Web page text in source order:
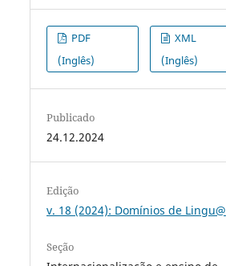
PDF
(Inglês)
XML
(Inglês)
Publicado
24.12.2024
Edição
v. 18 (2024): Domínios de
Seção